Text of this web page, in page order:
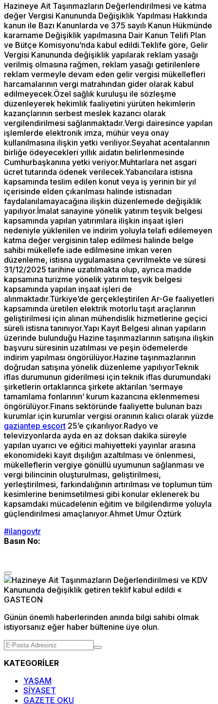
Hazineye Ait Taşınmazların Değerlendirilmesi ve katma
değer Vergisi Kanununda Değişiklik Yapılması Hakkında
kanun ile Bazı Kanunlarda ve 375 sayılı Kanun Hükmünde
kararname Değişiklik yapılmasına Dair Kanun Telifi Plan
ve Bütçe Komisyonu’nda kabul edildi.Teklife göre, Gelir
Vergisi Kanununda değişiklik yapılarak reklam yasağı
verilmiş olmasına rağmen, reklam yasağı getirilenlere
reklam vermeyle devam eden gelir vergisi mükellefleri
harcamalarının vergi matrahından gider olarak kabul
edilmeyecek.Özel sağlık kuruluşu ile sözleşme
düzenleyerek hekimlik faaliyetini yürüten hekimlerin
kazançlarının serbest meslek kazancı olarak
vergilendirilmesi sağlanmaktadır.Vergi dairesince yapılan
işlemlerde elektronik imza, mühür veya onay
kullanılmasına ilişkin yetki veriliyor.Seyahat acentalarının
birliğe ödeyecekleri yıllık aidatın belirlenmesinde
Cumhurbaşkanına yetki veriyor.Muhtarlara net asgari
ücret tutarında ödenek verilecek.Yabancılara istisna
kapsamında teslim edilen konut veya iş yerinin bir yıl
içerisinde elden çıkarılması halinde istisnadan
faydalanılamayacağına ilişkin düzenlemede değişiklik
yapılıyor.İmalat sanayine yönelik yatırım teşvik belgesi
kapsamında yapılan yatırımlara ilişkin inşaat işleri
nedeniyle yüklenilen ve indirim yoluyla telafi edilemeyen
katma değer vergisinin talep edilmesi halinde belge
sahibi mükellefe iade edilmesine imkan veren
düzenleme, istisna uygulamasına çevrilmekte ve süresi
31/12/2025 tarihine uzatılmakta olup, ayrıca madde
kapsamına turizme yönelik yatırım teşvik belgesi
kapsamında yapılan inşaat işleri de
alınmaktadır.Türkiye’de gerçekleştirilen Ar-Ge faaliyetleri
kapsamında üretilen elektrik motorlu taşıt araçlarının
geliştirilmesi için alınan mühendislik hizmetlerine geçici
süreli istisna tanınıyor.Yapı Kayıt Belgesi alınan yapıların
üzerinde bulunduğu Hazine taşınmazlarının satışına ilişkin
başvuru süresinin uzatılması ve peşin ödemelerde
indirim yapılması öngörülüyor.Hazine taşınmazlarının
doğrudan satışına yönelik düzenleme yapılıyorTeknik
iflas durumunun giderilmesi için teknik iflas durumundaki
şirketlerin ortaklarınca şirkete aktarılan ‘sermaye
tamamlama fonlarının’ kurum kazancına eklenmemesi
öngörülüyor.Finans sektöründe faaliyette bulunan bazı
kurumlar için kurumlar vergisi oranının kalıcı olarak yüzde
gaziantep escort 25’e çıkarılıyor.Radyo ve
televizyonlarda ayda en az doksan dakika süreyle
yapılan uyarıcı ve eğitici mahiyetteki yayınlar arasına
ekonomideki kayıt dışılığın azaltılması ve önlenmesi,
mükelleflerin vergiye gönüllü uyumunun sağlanması ve
vergi bilincinin oluşturulması, geliştirilmesi,
yerleştirilmesi, farkındalığının artırılması ve toplumun tüm
kesimlerine benimsetilmesi gibi konular eklenerek bu
kapsamdaki mücadelenin eğitim ve bilgilendirme yoluyla
güçlendirilmesi amaçlanıyor.Ahmet Umur Öztürk
#ilangovtr
Basın No:
Günün önemli haberlerinden anında bilgi sahibi olmak
istiyorsanız eğer haber bültenine üye olun.
KATEGORİLER
YAŞAM
SİYASET
GAZETE OKU